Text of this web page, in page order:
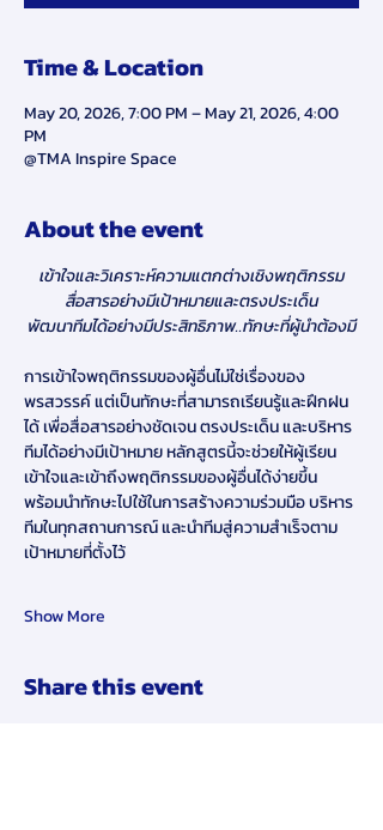
Time & Location
May 20, 2026, 7:00 PM – May 21, 2026, 4:00
PM
@TMA Inspire Space
About the event
เข้าใจและวิเคราะห์ความแตกต่างเชิงพฤติกรรม
สื่อสารอย่างมีเป้าหมายและตรงประเด็น
พัฒนาทีมได้อย่างมีประสิทธิภาพ..ทักษะที่ผู้นำต้องมี
การเข้าใจพฤติกรรมของผู้อื่นไม่ใช่เรื่องของ
พรสวรรค์ แต่เป็นทักษะที่สามารถเรียนรู้และฝึกฝน
ได้ เพื่อสื่อสารอย่างชัดเจน ตรงประเด็น และบริหาร
ทีมได้อย่างมีเป้าหมาย หลักสูตรนี้จะช่วยให้ผู้เรียน
เข้าใจและเข้าถึงพฤติกรรมของผู้อื่นได้ง่ายขึ้น
พร้อมนำทักษะไปใช้ในการสร้างความร่วมมือ บริหาร
ทีมในทุกสถานการณ์ และนำทีมสู่ความสำเร็จตาม
เป้าหมายที่ตั้งไว้
Show More
Share this event